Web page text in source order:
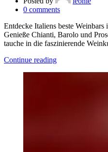
0 comments
Entdecke Italiens beste
Genieße Chianti, Barolo und
tauche in die faszinierende
Continue reading